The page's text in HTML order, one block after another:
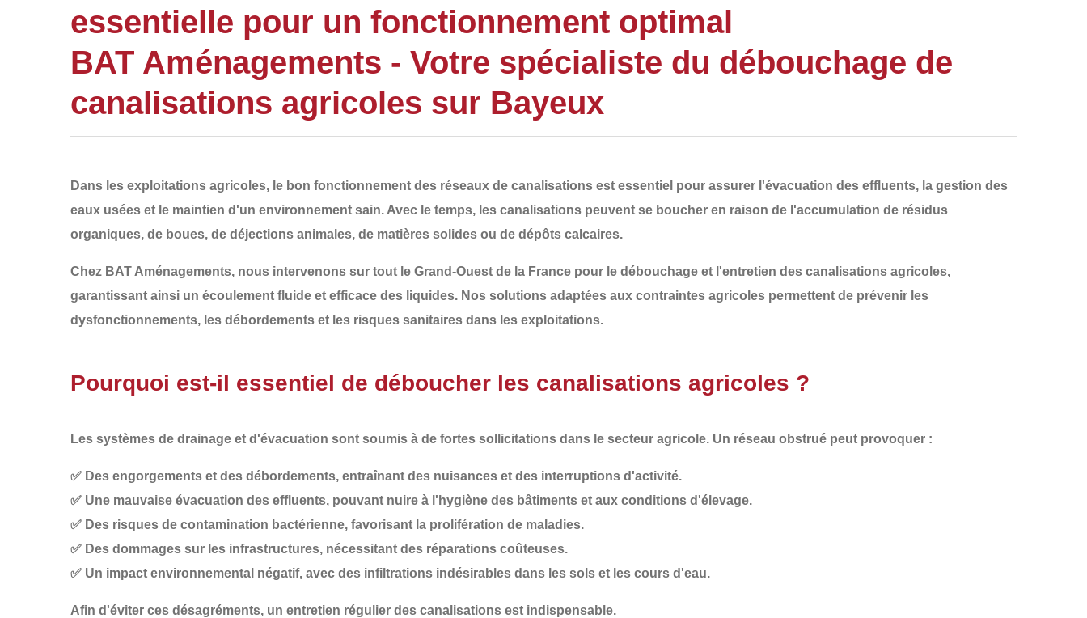
essentielle pour un fonctionnement optimal
BAT Aménagements - Votre spécialiste du débouchage de
canalisations agricoles sur Bayeux
Dans les exploitations agricoles, le bon fonctionnement des réseaux de canalisations est essentiel pour assurer l'évacuation des effluents, la gestion des
eaux usées et le maintien d'un environnement sain. Avec le temps, les canalisations peuvent se boucher en raison de l'accumulation de résidus
organiques, de boues, de déjections animales, de matières solides ou de dépôts calcaires.
Chez BAT Aménagements, nous intervenons sur tout le Grand-Ouest de la France pour le débouchage et l'entretien des canalisations agricoles,
garantissant ainsi un écoulement fluide et efficace des liquides. Nos solutions adaptées aux contraintes agricoles permettent de prévenir les
dysfonctionnements, les débordements et les risques sanitaires dans les exploitations.
Pourquoi est-il essentiel de déboucher les canalisations agricoles ?
Les systèmes de drainage et d'évacuation sont soumis à de fortes sollicitations dans le secteur agricole. Un réseau obstrué peut provoquer :
✅ Des engorgements et des débordements, entraînant des nuisances et des interruptions d'activité.
✅ Une mauvaise évacuation des effluents, pouvant nuire à l'hygiène des bâtiments et aux conditions d'élevage.
✅ Des risques de contamination bactérienne, favorisant la prolifération de maladies.
✅ Des dommages sur les infrastructures, nécessitant des réparations coûteuses.
✅ Un impact environnemental négatif, avec des infiltrations indésirables dans les sols et les cours d'eau.
Afin d'éviter ces désagréments, un entretien régulier des canalisations est indispensable.